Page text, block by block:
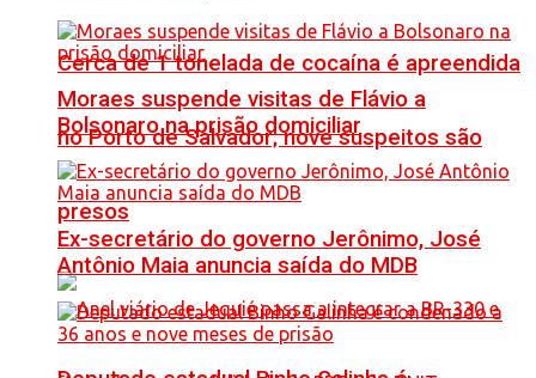
Cerca de 1 tonelada de cocaína é apreendida
no Porto de Salvador; nove suspeitos são
presos
Moraes suspende visitas de Flávio a
Bolsonaro na prisão domiciliar
Ex-secretário do governo Jerônimo, José
Antônio Maia anuncia saída do MDB